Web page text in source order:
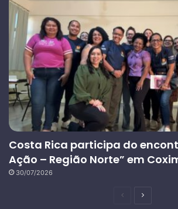
Costa Rica participa do
Ação – Região Norte” em
30/07/2026
PáginaPróxima